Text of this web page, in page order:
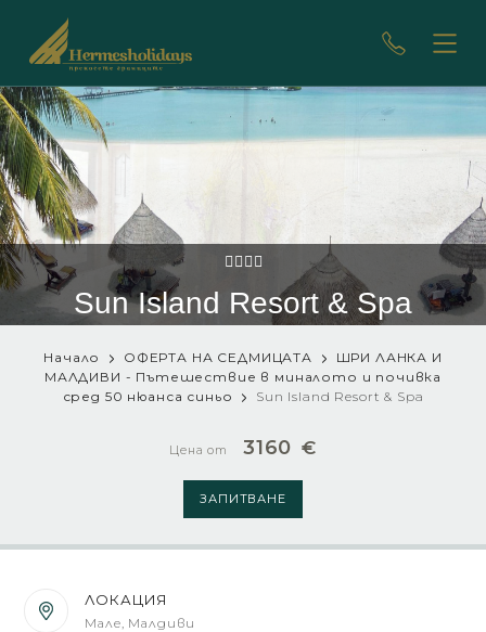
Sun Island Resort & Spa
Начало ОФЕРТА НА СЕДМИЦАТА
ШРИ ЛАНКА И
МАЛДИВИ - Пътешествие в миналото и почивка
сред 50 нюанса синьо
Sun Island Resort & Spa
Цена от 3160 €
ЗАПИТВАНЕ
ЛОКАЦИЯ
Мале, Малдиви